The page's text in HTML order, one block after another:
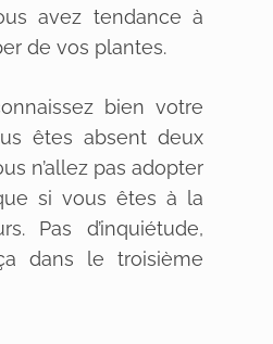
avez tendance à
de vos plantes.
bien votre
êtes absent deux
n’allez pas adopter
si vous êtes à la
Pas d’inquiétude,
dans le troisième